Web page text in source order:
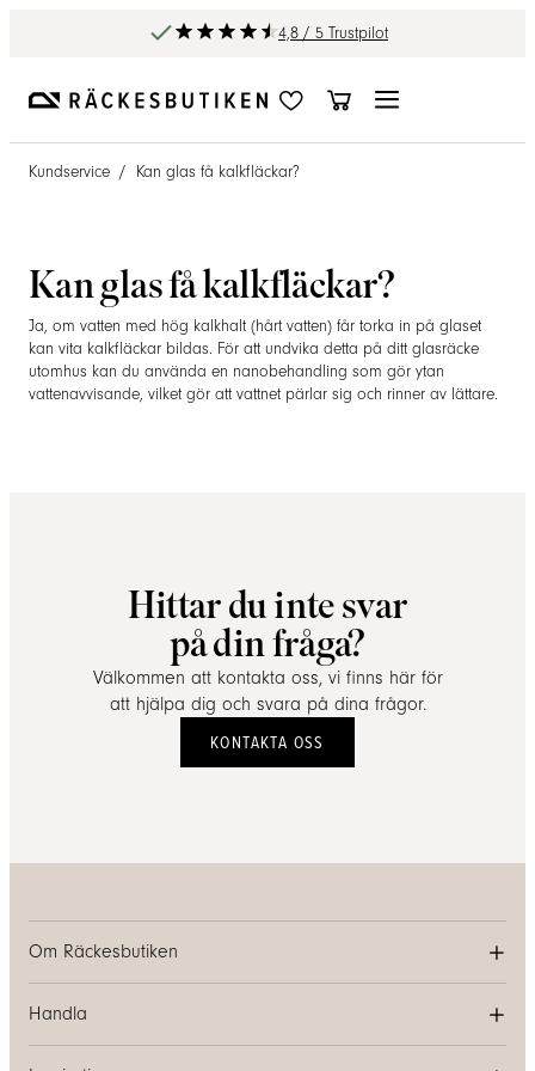
4,8 / 5 Trustpilot
Kundservice / Kan glas få kalkfläckar?
Kan glas få kalkfläckar?
Ja, om vatten med hög kalkhalt (hårt vatten) får torka in på glaset
kan vita kalkfläckar bildas. För att undvika detta på ditt glasräcke
utomhus kan du använda en nanobehandling som gör ytan
vattenavvisande, vilket gör att vattnet pärlar sig och rinner av lättare.
Hittar du inte svar
på din fråga?
Välkommen att kontakta oss, vi finns här för
att hjälpa dig och svara på dina frågor.
KONTAKTA OSS
Om Räckesbutiken
Handla